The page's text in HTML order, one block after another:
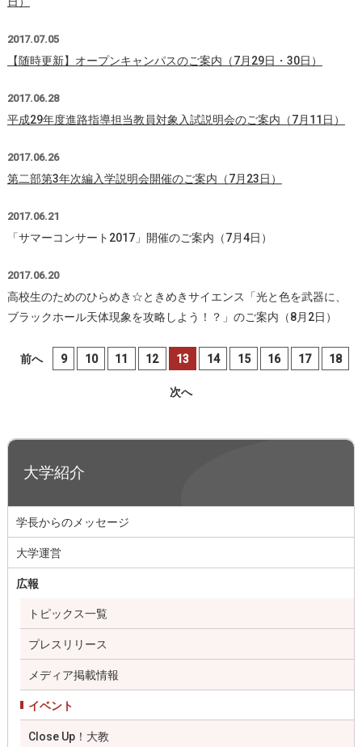
2017.07.05
【随時更新】オープンキャンパスのご案内（7月29日・30日）
2017.06.28
平成29年度進路指導担当教員対象入試説明会のご案内（7月11日）
2017.06.26
第二部第3年次編入学説明会開催のご案内（7月23日）
2017.06.21
「サマーコンサート2017」開催のご案内（7月4日）
2017.06.20
高校生のためのひらめき☆ときめきサイエンス「光と色を武器に、
ブラックホール天体現象を攻略しよう！？」のご案内（8月2日）
前へ 9 10 11 12 13 14 15 16 17 18
次へ
大学紹介
学長からのメッセージ
大学運営
広報
トピックス一覧
プレスリリース
メディア掲載情報
イベント
Close Up！大教